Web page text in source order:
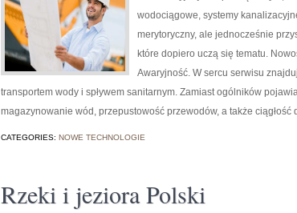
wodociągowe, systemy
merytoryczny, ale jednocześnie
które dopiero uczą się tematu.
Awaryjność. W sercu serwisu
transportem wody i spływem sanitarnym. Zamiast ogólników
magazynowanie wód, przepustowość przewodów, a także ciągłość
CATEGORIES: NOWE TECHNOLOGIE
Rzeki i jeziora Polski